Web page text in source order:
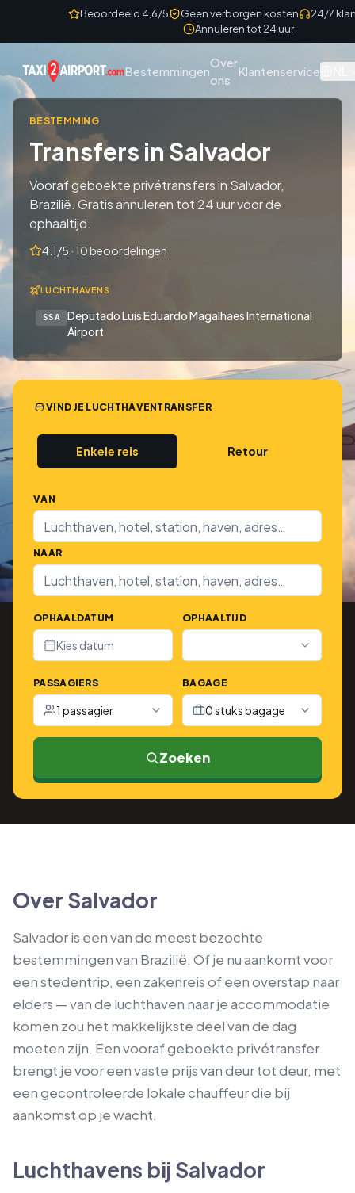
Skip to contentBeoordeeld 4,6/5 Geen verborgen kosten
24/7
Annuleren tot 24 uur
Bestemmingen
Over
ons
Klantenservice
BESTEMMING
Transfers in Salvador
Vooraf geboekte privétransfers in Salvador,
Brazilië. Gratis annuleren tot 24 uur voor de
ophaaltijd.
4.1/5 · 10 beoordelingen
LUCHTHAVENS
SSA
Deputado Luis Eduardo Magalhaes International
Airport
VIND JE LUCHTHAVENTRANSFER
Enkele reis Retour
VAN
NAAR
OPHAALDATUM
Kies datum
OPHAALTIJD
PASSAGIERS
1 passagier
BAGAGE
0 stuks bagage
Zoeken
Over Salvador
Salvador is een van de meest bezochte
bestemmingen van Brazilië. Of je nu aankomt voor
een stedentrip, een zakenreis of een overstap naar
elders — van de luchthaven naar je accommodatie
komen zou het makkelijkste deel van de dag
moeten zijn. Een vooraf geboekte privétransfer
brengt je voor een vaste prijs van deur tot deur, met
een gecontroleerde lokale chauffeur die bij
aankomst op je wacht.
Luchthavens bij Salvador